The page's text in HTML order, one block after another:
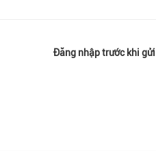
Đăng nhập trước khi